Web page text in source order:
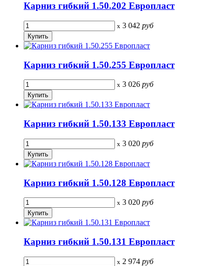
Карниз гибкий 1.50.202 Европласт
x 3 042 руб
Карниз гибкий 1.50.255 Европласт
x 3 026 руб
Карниз гибкий 1.50.133 Европласт
x 3 020 руб
Карниз гибкий 1.50.128 Европласт
x 3 020 руб
Карниз гибкий 1.50.131 Европласт
x 2 974 руб